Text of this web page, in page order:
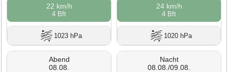
22 km/h
4 Bft
1023 hPa
24 km/h
4 Bft
1020 hPa
Abend
08.08.
Nacht
08.08./09.08.